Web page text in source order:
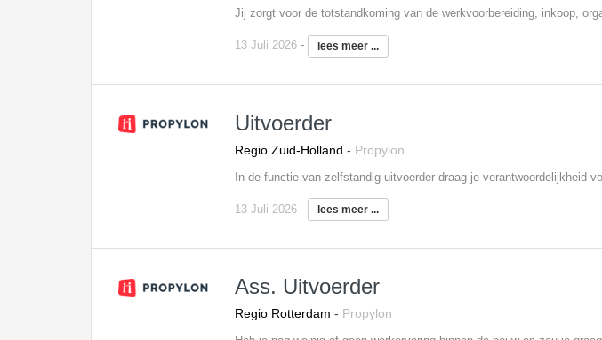
13 Juli 2026- lees meer ...
Uitvoerder
Regio Zuid-Holland - Propylon
13 Juli 2026- lees meer ...
Ass. Uitvoerder
Regio Rotterdam - Propylon